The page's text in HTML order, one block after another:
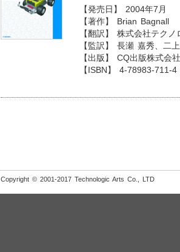
【発売日】 2004年7月
【著作】 Brian Bagnall
【翻訳】 株式会社テク
【監訳】 長瀬 嘉秀、二
【出版】 CQ出版株式会社
【ISBN】 4-78983-711-4
Copyright © 2001-2017 Technologic Arts Co., LTD